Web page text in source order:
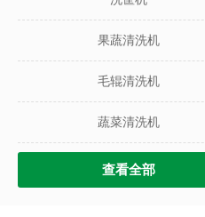
果蔬清洗机
毛辊清洗机
蔬菜清洗机
查看全部